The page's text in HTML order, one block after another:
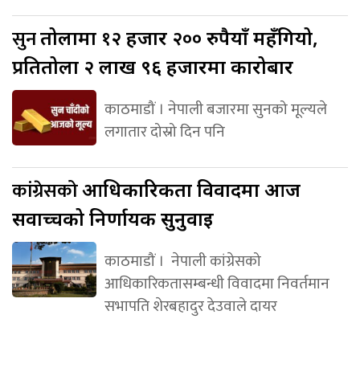
सुनतोलामा १२ हजार २०० रुपैयाँ महँगियो,
प्रतितोला २ लाख ९६ हजारमा कारोबार
काठमाडौं । नेपाली बजारमा सुनको मूल्यले
लगातार दोस्रो दिन पनि
कांग्रेसकोआधिकारिकता विवादमा आज
सर्वोच्चको निर्णायक सुनुवाइ
काठमाडौं । नेपाली कांग्रेसको
आधिकारिकतासम्बन्धी विवादमा निवर्तमान
सभापति शेरबहादुर देउवाले दायर